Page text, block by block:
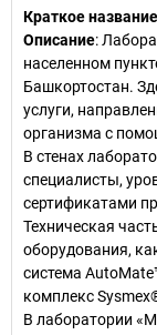
Краткое название
Описание:
населенном
Башкортостан.
услуги,
организма с
В стенах
специалисты,
сертификатами
Техническая
оборудования,
система
комплекс
В лаборатории